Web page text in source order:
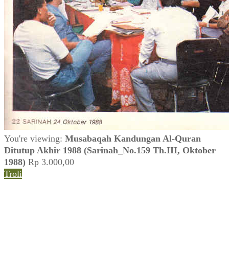
You're viewing: Musabaqah Kandungan Al-Quran
Ditutup Akhir 1988 (Sarinah_No.159 Th.III, Oktober
1988) Rp 3.000,00
Troli